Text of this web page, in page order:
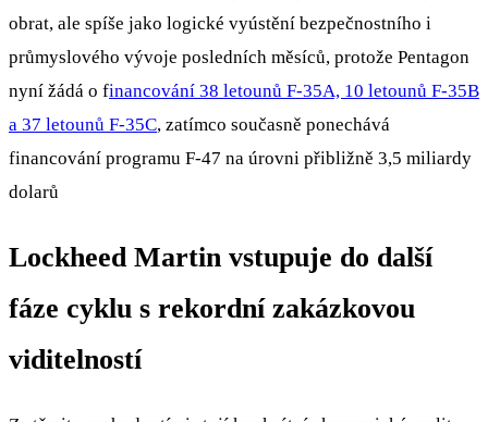
obrat, ale spíše jako logické vyústění bezpečnostního i
průmyslového vývoje posledních měsíců, protože Pentagon
nyní žádá o financování 38 letounů F-35A, 10 letounů F-35B
a 37 letounů F-35C, zatímco současně ponechává
financování programu F-47 na úrovni přibližně 3,5 miliardy
dolarů
Lockheed Martin vstupuje do další
fáze cyklu s rekordní zakázkovou
viditelností